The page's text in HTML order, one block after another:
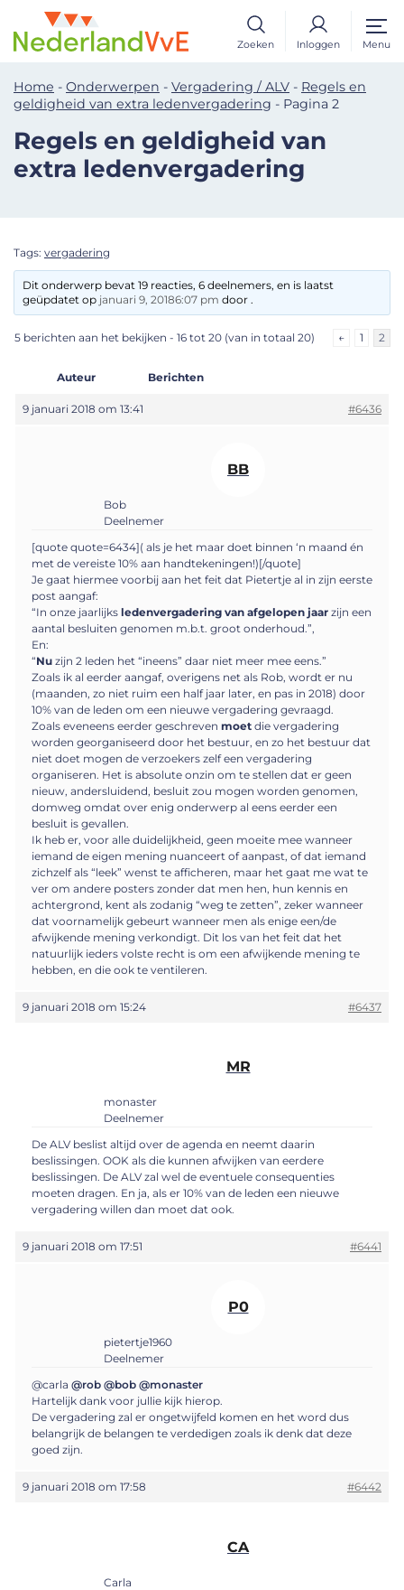
Zoeken Inloggen Menu
Home - Onderwerpen - Vergadering / ALV - Regels en
geldigheid van extra ledenvergadering - Pagina 2
Regels en geldigheid van
extra ledenvergadering
Tags: vergadering
Dit onderwerp bevat 19 reacties, 6 deelnemers, en is laatst
geüpdatet op januari 9, 20186:07 pm door .
5 berichten aan het bekijken - 16 tot 20 (van in totaal 20) ← 1 2
Auteur Berichten
9 januari 2018 om 13:41 #6436
BB
Bob
Deelnemer
[quote quote=6434]( als je het maar doet binnen ‘n maand én
met de vereiste 10% aan handtekeningen!)[/quote]
Je gaat hiermee voorbij aan het feit dat Pietertje al in zijn eerste
post aangaf:
“In onze jaarlijks ledenvergadering van afgelopen jaar zijn een
aantal besluiten genomen m.b.t. groot onderhoud.”,
En:
“Nu zijn 2 leden het “ineens” daar niet meer mee eens.”
Zoals ik al eerder aangaf, overigens net als Rob, wordt er nu
(maanden, zo niet ruim een half jaar later, en pas in 2018) door
10% van de leden om een nieuwe vergadering gevraagd.
Zoals eveneens eerder geschreven moet die vergadering
worden georganiseerd door het bestuur, en zo het bestuur dat
niet doet mogen de verzoekers zelf een vergadering
organiseren. Het is absolute onzin om te stellen dat er geen
nieuw, andersluidend, besluit zou mogen worden genomen,
domweg omdat over enig onderwerp al eens eerder een
besluit is gevallen.
Ik heb er, voor alle duidelijkheid, geen moeite mee wanneer
iemand de eigen mening nuanceert of aanpast, of dat iemand
zichzelf als “leek” wenst te afficheren, maar het gaat me wat te
ver om andere posters zonder dat men hen, hun kennis en
achtergrond, kent als zodanig “weg te zetten”, zeker wanneer
dat voornamelijk gebeurt wanneer men als enige een/de
afwijkende mening verkondigt. Dit los van het feit dat het
natuurlijk ieders volste recht is om een afwijkende mening te
hebben, en die ook te ventileren.
9 januari 2018 om 15:24 #6437
MR
monaster
Deelnemer
De ALV beslist altijd over de agenda en neemt daarin
beslissingen. OOK als die kunnen afwijken van eerdere
beslissingen. De ALV zal wel de eventuele consequenties
moeten dragen. En ja, als er 10% van de leden een nieuwe
vergadering willen dan moet dat ook.
9 januari 2018 om 17:51 #6441
P0
pietertje1960
Deelnemer
@carla @rob @bob @monaster
Hartelijk dank voor jullie kijk hierop.
De vergadering zal er ongetwijfeld komen en het word dus
belangrijk de belangen te verdedigen zoals ik denk dat deze
goed zijn.
9 januari 2018 om 17:58 #6442
CA
Carla